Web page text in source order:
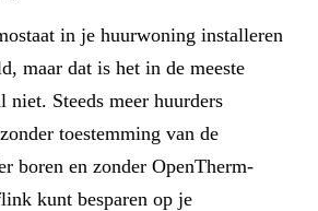
in je huurwoning installeren
maar dat is het in de meeste
niet. Steeds meer huurders
toestemming van de
boren en zonder OpenTherm-
kunt besparen op je